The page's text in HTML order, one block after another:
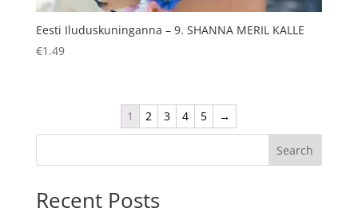
Eesti Iluduskuninganna – 9. SHANNA MERIL KALLE
€1.49
1 2 3 4 5 →
Search
Recent Posts